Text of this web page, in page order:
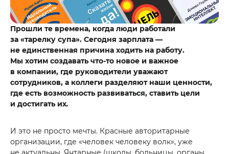
Прошли те времена, когда люди работали
за «тарелку супа». Сегодня зарплата —
не единственная причина ходить на работу.
Мы хотим создавать что-то новое и важное
в компании, где руководители уважают
сотрудников, а коллеги разделяют наши ценности,
где есть возможность развиваться, ставить цели
и достигать их.
И это не просто мечты. Красные авторитарные
организации, где «человек человеку волк», уже